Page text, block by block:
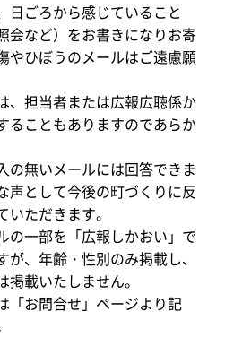
日ごろから感じていること
会など）をお書きになりお寄
やひぼうのメールはご遠慮願
、担当者または広報広聴係か
ることもありますのであらか
の無いメールには回答できま
声として今後の町づくりに反
ただきます。
の一部を「広報しかおい」で
、年齢・性別のみ掲載し、
載いたしません。
「お問合せ」ページより記